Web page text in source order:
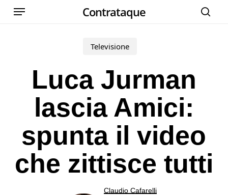
Skip
Contrataque
Menu
Televisione
Luca Jurman
lascia Amici:
spunta il video
che zittisce tutti
Claudio Cafarelli